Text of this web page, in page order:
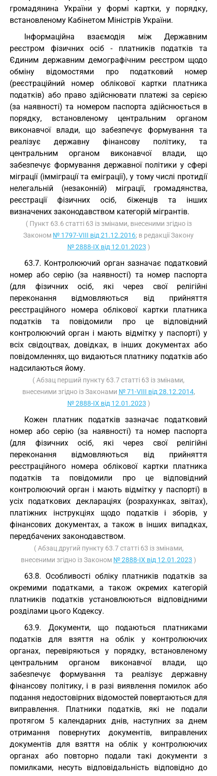
громадянина України у формі картки, у порядку,
встановленому Кабінетом Міністрів України.
Інформаційна взаємодія між Державним
реєстром фізичних осіб - платників податків та
Єдиним державним демографічним реєстром щодо
обміну відомостями про податковий номер
(реєстраційний номер облікової картки платника
податків) або право здійснювати платежі за серією
(за наявності) та номером паспорта здійснюється в
порядку, встановленому центральним органом
виконавчої влади, що забезпечує формування та
реалізує державну фінансову політику, та
центральним органом виконавчої влади, що
забезпечує формування державної політики у сфері
міграції (імміграції та еміграції), у тому числі протидії
нелегальній (незаконній) міграції, громадянства,
реєстрації фізичних осіб, біженців та інших
визначених законодавством категорій мігрантів.
( Пункт 63.6 статті 63 із змінами, внесеними згідно із
Законом № 1797-VIII від 21.12.2016; в редакції Закону
№ 2888-IX від 12.01.2023 )
63.7. Контролюючий орган зазначає податковий
номер або серію (за наявності) та номер паспорта
(для фізичних осіб, які через свої релігійні
переконання відмовляються від прийняття
реєстраційного номера облікової картки платника
податків та повідомили про це відповідний
контролюючий орган і мають відмітку у паспорті) у
всіх свідоцтвах, довідках, в інших документах або
повідомленнях, що видаються платнику податків або
надсилаються йому.
( Абзац перший пункту 63.7 статті 63 із змінами,
внесеними згідно із Законами № 71-VIII від 28.12.2014,
№ 2888-IX від 12.01.2023 )
Кожен платник податків зазначає податковий
номер або серію (за наявності) та номер паспорта
(для фізичних осіб, які через свої релігійні
переконання відмовляються від прийняття
реєстраційного номера облікової картки платника
податків та повідомили про це відповідний
контролюючий орган і мають відмітку у паспорті) в
усіх податкових деклараціях (розрахунках, звітах),
платіжних інструкціях щодо податків і зборів, у
фінансових документах, а також в інших випадках,
передбачених законодавством.
( Абзац другий пункту 63.7 статті 63 із змінами,
внесеними згідно із Законом № 2888-IX від 12.01.2023 )
63.8. Особливості обліку платників податків за
окремими податками, а також окремих категорій
платників податків установлюються відповідними
розділами цього Кодексу.
63.9. Документи, що подаються платниками
податків для взяття на облік у контролюючих
органах, перевіряються у порядку, встановленому
центральним органом виконавчої влади, що
забезпечує формування та реалізує державну
фінансову політику, і в разі виявлення помилок або
подання недостовірних відомостей повертаються для
виправлення. Платники податків, які не подали
протягом 5 календарних днів, наступних за днем
отримання повернутих документів, виправлених
документів для взяття на облік у контролюючих
органах або повторно подали такі документи з
помилками, несуть відповідальність відповідно до